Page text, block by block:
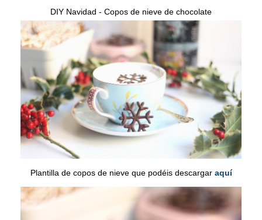
DIY Navidad - Copos de nieve de chocolate
Plantilla de copos de nieve que podéis descargar aquí